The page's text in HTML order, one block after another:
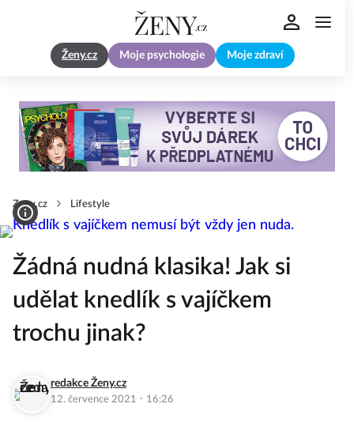
Ženy.cz Moje psychologie Moje zdraví
Zeny.cz Lifestyle
Žádná nudná klasika! Jak si
udělat knedlík s vajíčkem
trochu jinak?
redakce Ženy.cz
12. července 2021 · 16:26